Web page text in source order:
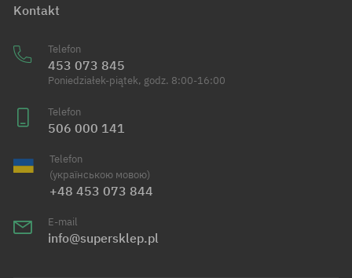
Kontakt
Telefon
453 073 845
Poniedziałek-piątek, godz. 8:00-16:00
Telefon
506 000 141
Telefon
(українською мовою)
+48 453 073 844
E-mail
info@supersklep.pl